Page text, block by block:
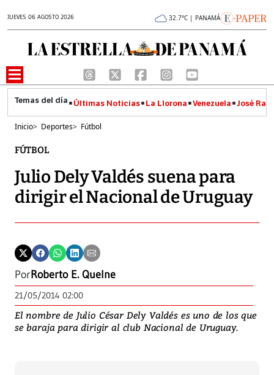
JUEVES 06 AGOSTO 2026 32.7°C | PANAMÁ
Últimas Noticias La Llorona Venezuela José
Inicio> Deportes> Fútbol
FÚTBOL
Julio Dely Valdés suena para
dirigir el Nacional de Uruguay
PorRoberto E. Quelne
21/05/2014 02:00
El nombre de Julio César Dely Valdés es uno de los que
se baraja para dirigir al club Nacional de Uruguay.